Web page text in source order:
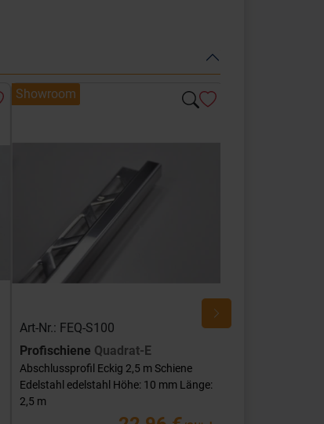
Showroom
Art-Nr.: FEQ-S100
Profischiene Quadrat-E
Abschlussprofil Eckig 2,5 m Schiene
Edelstahl edelstahl Höhe: 10 mm Länge:
2,5 m